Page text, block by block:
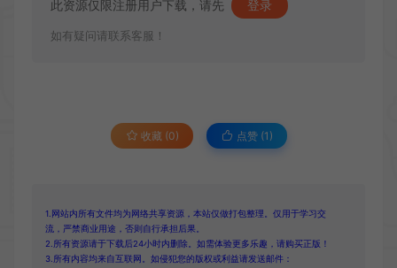
此资源仅限注册用户下载，请先 登录
如有疑问请联系客服！
收藏 (0) 点赞 (1 )
1.网站内所有文件均为网络共享资源，本站仅做打包整理。仅用于学习交
流，严禁商业用途，否则自行承担后果。
2.所有资源请于下载后24小时内删除。如需体验更多乐趣，请购买正版！
3.所有内容均来自互联网。如侵犯您的版权或利益请发送邮件：